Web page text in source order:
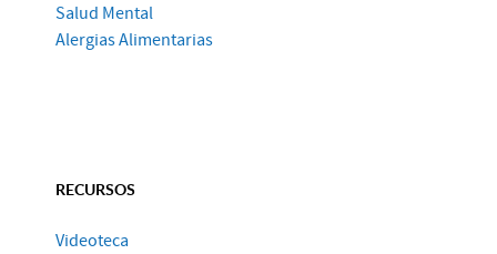
Salud Mental
Alergias Alimentarias
RECURSOS
Videoteca